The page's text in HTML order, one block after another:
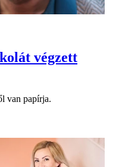
végzett
van papírja.